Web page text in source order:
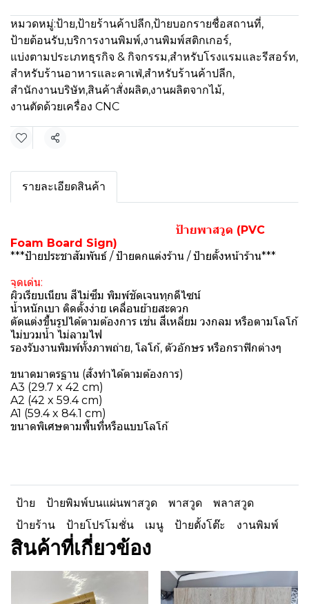
หมวดหมู่:ป้าย,ป้ายร้านค้าปลีก,ป้ายบอกรายชื่อสถานที่,
ป้ายต้อนรับ,บริการงานพิมพ์,งานพิมพ์สติกเกอร์,
แบ่งตามประเภทธุรกิจ & กิจกรรม,สำหรับโรงแรมและรีสอร์ท,
สำหรับร้านอาหารและคาเฟ่,สำหรับร้านค้าปลีก,
สำนักงานบริษัท,สินค้าสั่งผลิต,งานผลิตจากไม้,
งานตัดด้วยเครื่อง CNC
แชร์
รายละเอียดสินค้า
ป้ายพาสวูด (PVC
Foam Board Sign)
***ป้ายประชาสัมพันธ์ / ป้ายตกแต่งร้าน / ป้ายตั้งหน้าร้าน***
จุดเด่น:
ผิวเรียบเนียน สีไม่ซึม พิมพ์ชัดเจนทุกดีไซน์
น้ำหนักเบา ติดตั้งง่าย เคลื่อนย้ายสะดวก
ตัดแต่งขึ้นรูปได้ตามต้องการ เช่น สี่เหลี่ยม วงกลม หรือตามโลโก้
ไม่บวมน้ำ ไม่ลามไฟ
รองรับงานพิมพ์ทั้งภาพถ่าย, โลโก้, ตัวอักษร หรือกราฟิกต่างๆ
ขนาดมาตรฐาน (สั่งทำได้ตามต้องการ)
A3 (29.7 x 42 cm)
A2 (42 x 59.4 cm)
A1 (59.4 x 84.1 cm)
ขนาดพิเศษตามพื้นที่หรือแบบโลโก้
ป้าย ป้ายพิมพ์บนแผ่นพาสวูด พาสวูด
พลาสวูด
ป้ายร้าน
ป้ายโปรโมชั่น เมนู ป้ายตั้งโต๊ะ งานพิมพ์
สินค้าที่เกี่ยวข้อง